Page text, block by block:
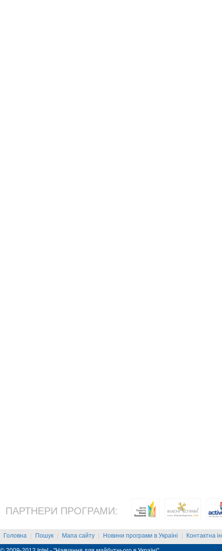
ПАРТНЕРИ ПРОГРАМИ:
Головна | Пошук | Мапа сайту | Новини програми в Україні | Контактна